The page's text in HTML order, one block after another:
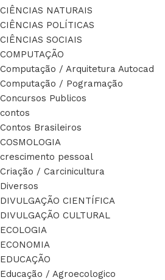
CIÊNCIAS NATURAIS
CIÊNCIAS POLÍTICAS
CIÊNCIAS SOCIAIS
COMPUTAÇÃO
Computação / Arquitetura Autocad
Computação / Pogramação
Concursos Publicos
contos
Contos Brasileiros
COSMOLOGIA
crescimento pessoal
Criação / Carcinicultura
Diversos
DIVULGAÇÃO CIENTÍFICA
DIVULGAÇÃO CULTURAL
ECOLOGIA
ECONOMIA
EDUCAÇÃO
Educação / Agroecologico